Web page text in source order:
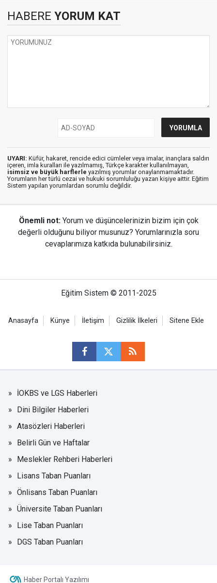
HABERE YORUM KAT
UYARI: Küfür, hakaret, rencide edici cümleler veya imalar, inançlara saldırı
içeren, imla kuralları ile yazılmamış, Türkçe karakter kullanılmayan,
isimsiz ve büyük harflerle yazılmış yorumlar onaylanmamaktadır.
Yorumların her türlü cezai ve hukuki sorumluluğu yazan kişiye aittir. Eğitim
Sistem yapılan yorumlardan sorumlu değildir.
Önemli not: Yorum ve düşüncelerinizin bizim için çok
değerli olduğunu biliyor musunuz? Yorumlarınızla soru
cevaplarımıza katkıda bulunabilirsiniz.
Eğitim Sistem © 2011-2025
Anasayfa Künye İletişim Gizlilik İlkeleri Sitene Ekle
İOKBS ve LGS Haberleri
Dini Bilgiler Haberleri
Atasözleri Haberleri
Belirli Gün ve Haftalar
Meslekler Rehberi Haberleri
Lisans Taban Puanları
Önlisans Taban Puanları
Üniversite Taban Puanları
Lise Taban Puanları
DGS Taban Puanları
Haber Portalı Yazılımı